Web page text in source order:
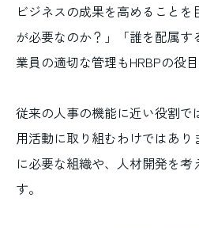
ビジネスの成果を高めること
が必要なのか？」「誰を配属
業員の適切な管理もHRBPの役
従来の人事の機能に近い役割
用活動に取り組むわけではあり
に必要な組織や、人材開発を考
す。